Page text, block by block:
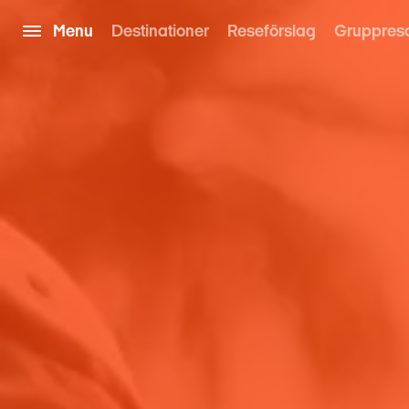
Menu Destinationer Reseförslag